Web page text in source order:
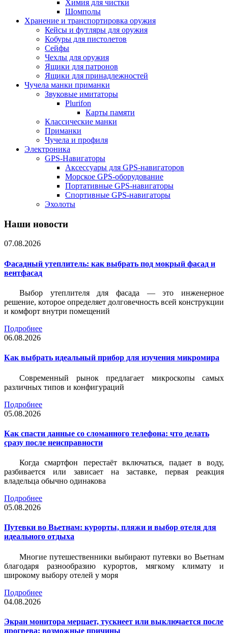
Химия для чистки
Шомполы
Хранение и транспортировка оружия
Кейсы и футляры для оружия
Кобуры для пистолетов
Сейфы
Чехлы для оружия
Ящики для патронов
Ящики для принадлежностей
Чучела манки приманки
Звуковые имитаторы
Plurifon
Карты памяти
Классические манки
Приманки
Чучела и профиля
Электроника
GPS-Навигаторы
Аксессуары для GPS-навигаторов
Морское GPS-оборудование
Портативные GPS-навигаторы
Спортивные GPS-навигаторы
Эхолоты
Наши новости
07.08.2026
Фасадный утеплитель: как выбрать под мокрый фасад и
вентфасад
Выбор утеплителя для фасада — это инженерное
решение, которое определяет долговечность всей конструкции
и комфорт внутри помещений
Подробнее
06.08.2026
Как выбрать идеальный прибор для изучения микромира
Современный рынок предлагает микроскопы самых
различных типов и конфигураций
Подробнее
05.08.2026
Как спасти данные со сломанного телефона: что делать
сразу после неисправности
Когда смартфон перестаёт включаться, падает в воду,
разбивается или зависает на заставке, первая реакция
владельца обычно одинакова
Подробнее
05.08.2026
Путевки во Вьетнам: курорты, пляжи и выбор отеля для
идеального отдыха
Многие путешественники выбирают путевки во Вьетнам
благодаря разнообразию курортов, мягкому климату и
широкому выбору отелей у моря
Подробнее
04.08.2026
Экран монитора мерцает, тускнеет или выключается после
прогрева: возможные причины